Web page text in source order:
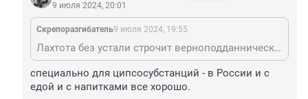
9 июля 2024, 20:01
Скрепоразгибатель9 июля 2024, 19:55
Лахтота без устали строчит верноподданнические каменты.Дошика с пивасом хотца.
специально для ципсосубстанций - в России и с
едой и с напитками все хорошо.